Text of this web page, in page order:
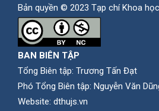
Bản quyền © 2023 Tạp chí Khoa
BAN BIÊN TẬP
Tổng Biên tập: Trương Tấn Đạt
Phó Tổng Biên tập: Nguyễn Văn
Website: dthujs.vn